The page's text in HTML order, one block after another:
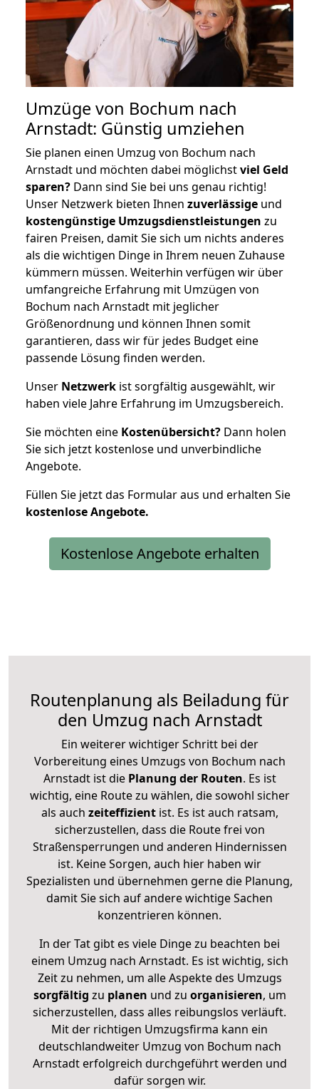
Umzüge von Bochum nach
Arnstadt: Günstig umziehen
Sie planen einen Umzug von Bochum nach
Arnstadt und möchten dabei möglichstviel Geld
sparen? Dann sind Sie bei uns genau richtig!
Unser Netzwerk bieten Ihnen zuverlässige und
kostengünstige Umzugsdienstleistungen zu
fairen Preisen, damit Sie sich um nichts anderes
als die wichtigen Dinge in Ihrem neuen Zuhause
kümmern müssen. Weiterhin verfügen wir über
umfangreiche Erfahrung mit Umzügen von
Bochum nach Arnstadt mit jeglicher
Größenordnung und können Ihnen somit
garantieren, dass wir für jedes Budget eine
passende Lösung finden werden.
Unser Netzwerk ist sorgfältig ausgewählt, wir
haben viele Jahre Erfahrung im Umzugsbereich.
Sie möchten eine Kostenübersicht? Dann holen
Sie sich jetzt kostenlose und unverbindliche
Angebote.
Füllen Sie jetzt das Formular aus und erhalten Sie
kostenloseAngebote.
Kostenlose Angebote erhalten
Routenplanung als Beiladung für
den Umzug nach Arnstadt
Ein weiterer wichtiger Schritt bei der
Vorbereitung eines Umzugs von Bochum nach
Arnstadt ist diePlanung der Routen. Es ist
wichtig, eine Route zu wählen, die sowohl sicher
als auch zeiteffizientist. Es ist auch ratsam,
sicherzustellen, dass die Route frei von
Straßensperrungen und anderen Hindernissen
ist. Keine Sorgen, auch hier haben wir
Spezialisten und übernehmen gerne die Planung,
damit Sie sich auf andere wichtige Sachen
konzentrieren können.
In der Tat gibt es viele Dinge zu beachten bei
einem Umzug nach Arnstadt. Es ist wichtig, sich
Zeit zu nehmen, um alle Aspekte des Umzugs
sorgfältig zu planen und zu organisieren, um
sicherzustellen, dass alles reibungslos verläuft.
Mit der richtigen Umzugsfirma kann ein
deutschlandweiter Umzug von Bochum nach
Arnstadt erfolgreich durchgeführt werden und
dafür sorgen wir.